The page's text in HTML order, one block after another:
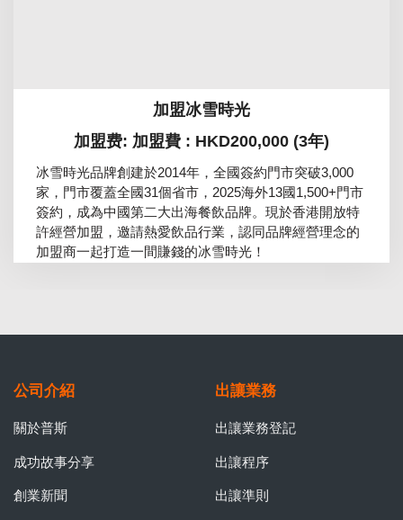
加盟冰雪時光
加盟费: 加盟費 : HKD200,000 (3年)
冰雪時光品牌創建於2014年，全國簽約門市突破3,000
家，門市覆蓋全國31個省市，2025海外13國1,500+門市
簽約，成為中國第二大出海餐飲品牌。現於香港開放特
許經營加盟，邀請熱愛飲品行業，認同品牌經營理念的
加盟商一起打造一間賺錢的冰雪時光！
公司介紹
關於普斯
成功故事分享
創業新聞
出讓業務
出讓業務登記
出讓程序
出讓準則